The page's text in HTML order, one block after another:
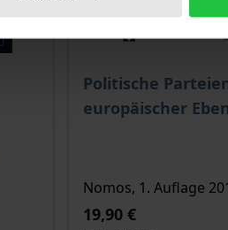
sich nach der gewählten
Politische
europäischer
Der Preis dieses
Nomos, 1. Auflage
19,90 €